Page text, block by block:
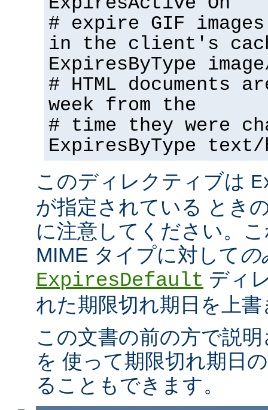
# expire GIF
in the client's
ExpiresByType
# HTML documents
week from the
# time they were
ExpiresByType text/
このディレクティブは
が指定されている とき
に注意してください。
MIME タイプに対しての
ExpiresDefault ディ
れた期限切れ期日を上
この文書の前の方で説
を 使って期限切れ期日
ることもできます。